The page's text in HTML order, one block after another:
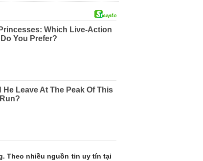
Theo nhiều nguồn tin uy tín tại